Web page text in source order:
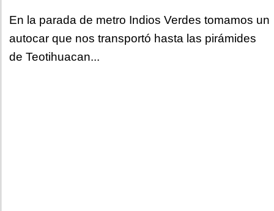
En la parada de metro Indios Verdes tomamos un
autocar que nos transportó hasta las pirámides
de Teotihuacan...